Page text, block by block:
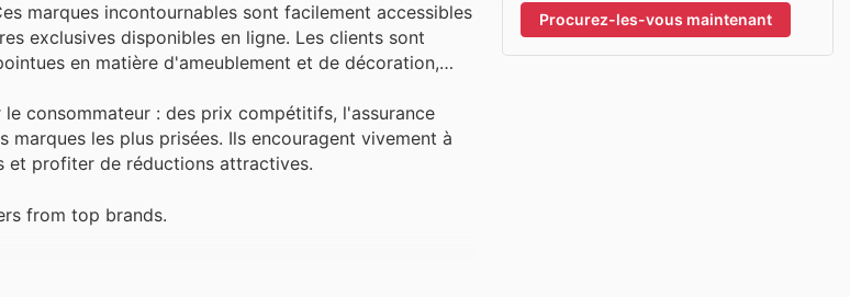
marques incontournables sont facilement accessibles
exclusives disponibles en ligne. Les clients sont
en matière d'ameublement et de décoration,
consommateur : des prix compétitifs, l'assurance
les plus prisées. Ils encouragent vivement à
et profiter de réductions attractives.
from top brands.
Procurez-les-vous maintenant